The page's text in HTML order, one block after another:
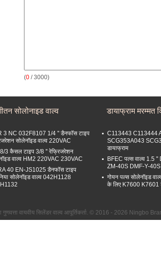
(0 / 3000)
सोलोनाइड वाल्व
3 NC 032F8107 1/4 '' डैनफॉस टाइप
सोलेनॉइड वाल्व 220VAC
3 कैसल टाइप 3/8 '' रेफ्रिजरेशन
वाल्व HM2 220VAC 230VAC
40 EN-JS1025 डैनफॉस टाइप
सोलेनॉइड वाल्व 042H1128
डायाफ्राम मरम्मत
C113443 C113444
SCG353A043
डायाफ्राम
BFEC पल्स वाल्व 1.5
ZM-40S DMF-Y-40S
गोयन पल्स सोलेनॉइड
के लिए K7600 K7601
गुणवत्ता वायवीय सिलेंडर वाल्व आपूर्तिकर्ता. © 2016 - 2026 Ningbo